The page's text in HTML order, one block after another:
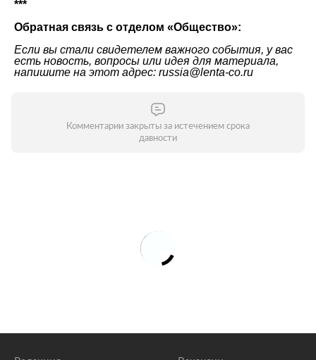
***
Обратная связь с отделом «Общество»:
Если вы стали свидетелем важного события, у вас
есть новость, вопросы или идея для материала,
напишите на этот адрес: russia@lenta-co.ru
Комментарии закрыты за истечением срока
давности